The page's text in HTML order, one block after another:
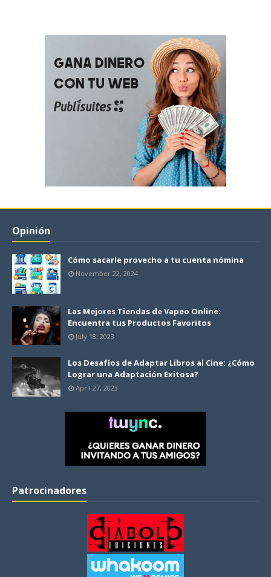
Opinión
Cómo sacarle provecho a tu cuenta nómina
November 22, 2024
Las Mejores Tiendas de Vapeo Online:
Encuentra tus Productos Favoritos
July 18, 2023
Los Desafíos de Adaptar Libros al Cine: ¿Cómo
Lograr una Adaptación Exitosa?
April 27, 2023
Patrocinadores